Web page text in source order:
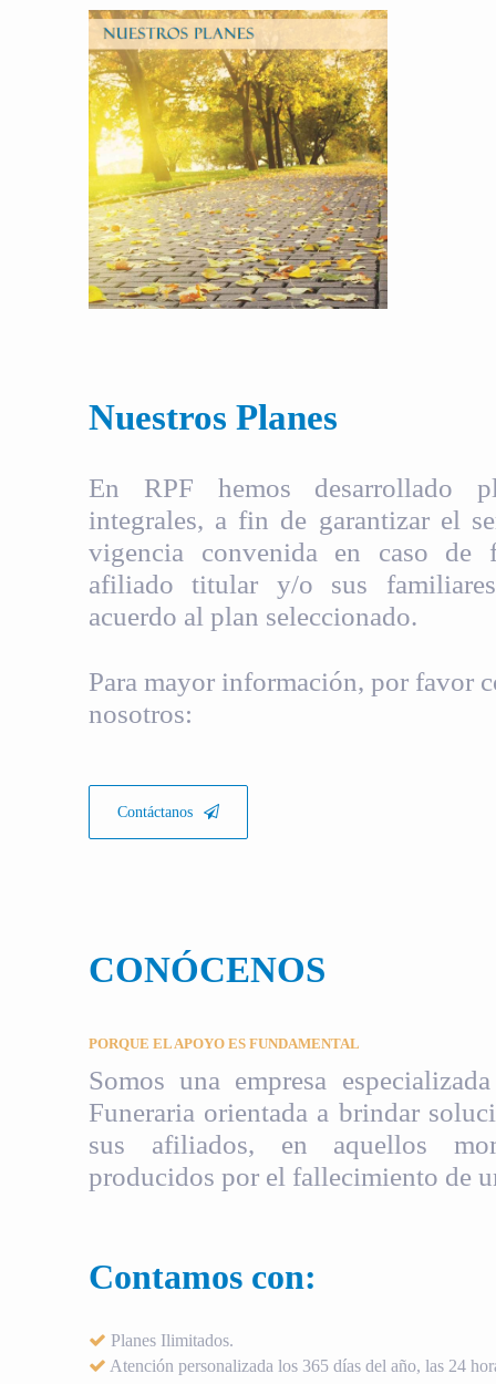
Nuestros Planes
En RPF hemos desarrollado
integrales, a fin de garantizar el
vigencia convenida en caso de
afiliado titular y/o sus
acuerdo al plan seleccionado.
Para mayor información, por favor
nosotros:
Contáctanos
CONÓCENOS
PORQUE EL APOYO ES FUNDAMENTAL
Somos una empresa
Funeraria orientada a brindar
sus afiliados, en aquellos
producidos por el fallecimiento de
Contamos con:
Planes Ilimitados.
Atención personalizada los 365 días del año, las 24